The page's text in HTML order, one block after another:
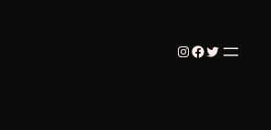
Instagram
Facebook
Twitter